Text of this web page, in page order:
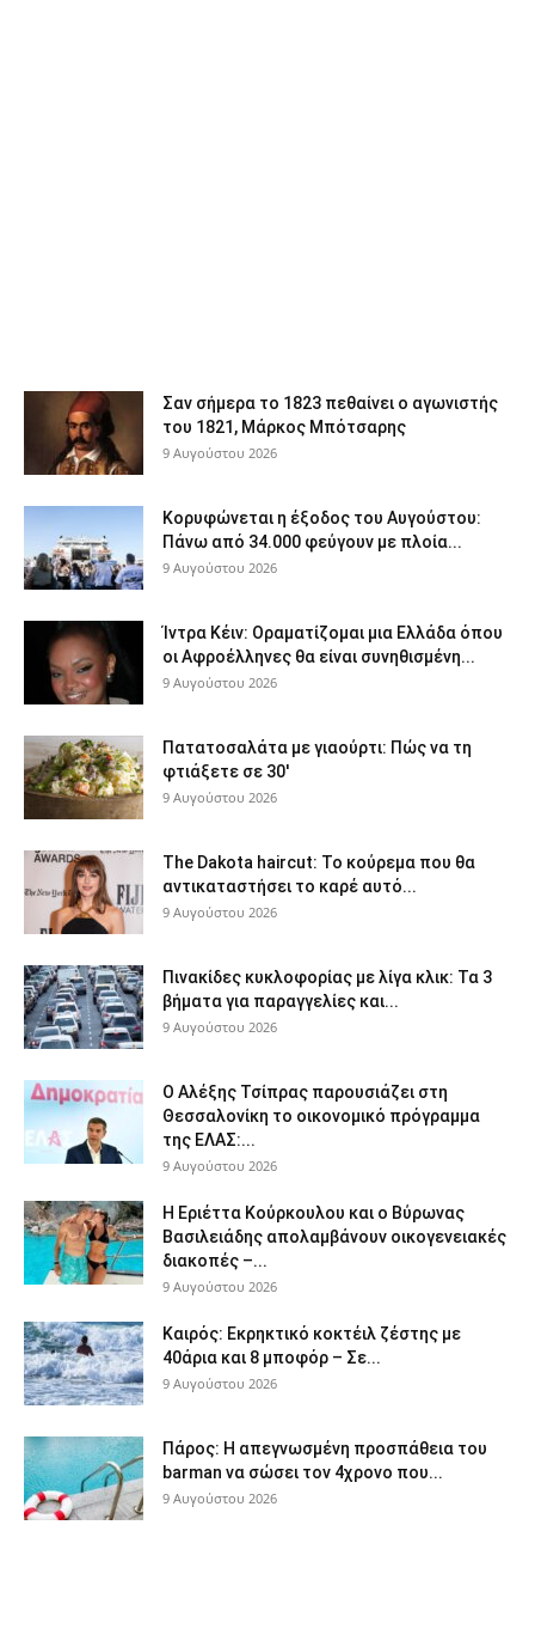
Σαν σήμερα το 1823 πεθαίνει ο αγωνιστής
του 1821, Μάρκος Μπότσαρης
9 Αυγούστου 2026
Κορυφώνεται η έξοδος του Αυγούστου:
Πάνω από 34.000 φεύγουν με πλοία...
9 Αυγούστου 2026
Ίντρα Κέιν: Οραματίζομαι μια Ελλάδα όπου
οι Αφροέλληνες θα είναι συνηθισμένη...
9 Αυγούστου 2026
Πατατοσαλάτα με γιαούρτι: Πώς να τη
φτιάξετε σε 30′
9 Αυγούστου 2026
The Dakota haircut: Το κούρεμα που θα
αντικαταστήσει το καρέ αυτό...
9 Αυγούστου 2026
Πινακίδες κυκλοφορίας με λίγα κλικ: Τα 3
βήματα για παραγγελίες και...
9 Αυγούστου 2026
Ο Αλέξης Τσίπρας παρουσιάζει στη
Θεσσαλονίκη το οικονομικό πρόγραμμα
της ΕΛΑΣ:...
9 Αυγούστου 2026
Η Εριέττα Κούρκουλου και ο Βύρωνας
Βασιλειάδης απολαμβάνουν οικογενειακές
διακοπές –...
9 Αυγούστου 2026
Καιρός: Εκρηκτικό κοκτέιλ ζέστης με
40άρια και 8 μποφόρ – Σε...
9 Αυγούστου 2026
Πάρος: Η απεγνωσμένη προσπάθεια του
barman να σώσει τον 4χρονο που...
9 Αυγούστου 2026